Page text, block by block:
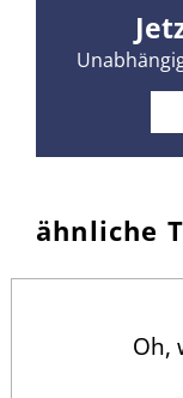
ähnliche
Oh,